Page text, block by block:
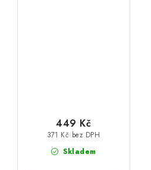
Skladem
371 Kč bez DPH
449 Kč